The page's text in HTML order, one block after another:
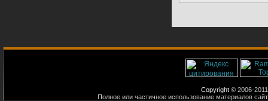
Copyright © 2006-
Полное или частичное использование материалов